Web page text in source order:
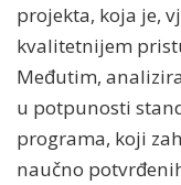
projekta, koja je,
kvalitetnijem
Međutim,
u potpunosti
programa, koji
naučno